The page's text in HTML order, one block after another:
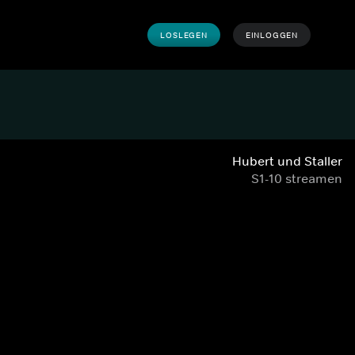
LOSLEGEN EINLOGGEN
Hubert und Staller
S1-10 streamen